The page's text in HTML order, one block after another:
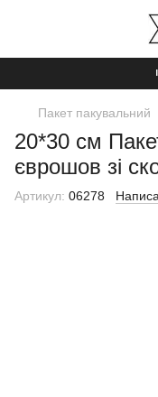
Ми
Пакет пакувальний
20*30 см
єврошов зі
Артикул: 06278